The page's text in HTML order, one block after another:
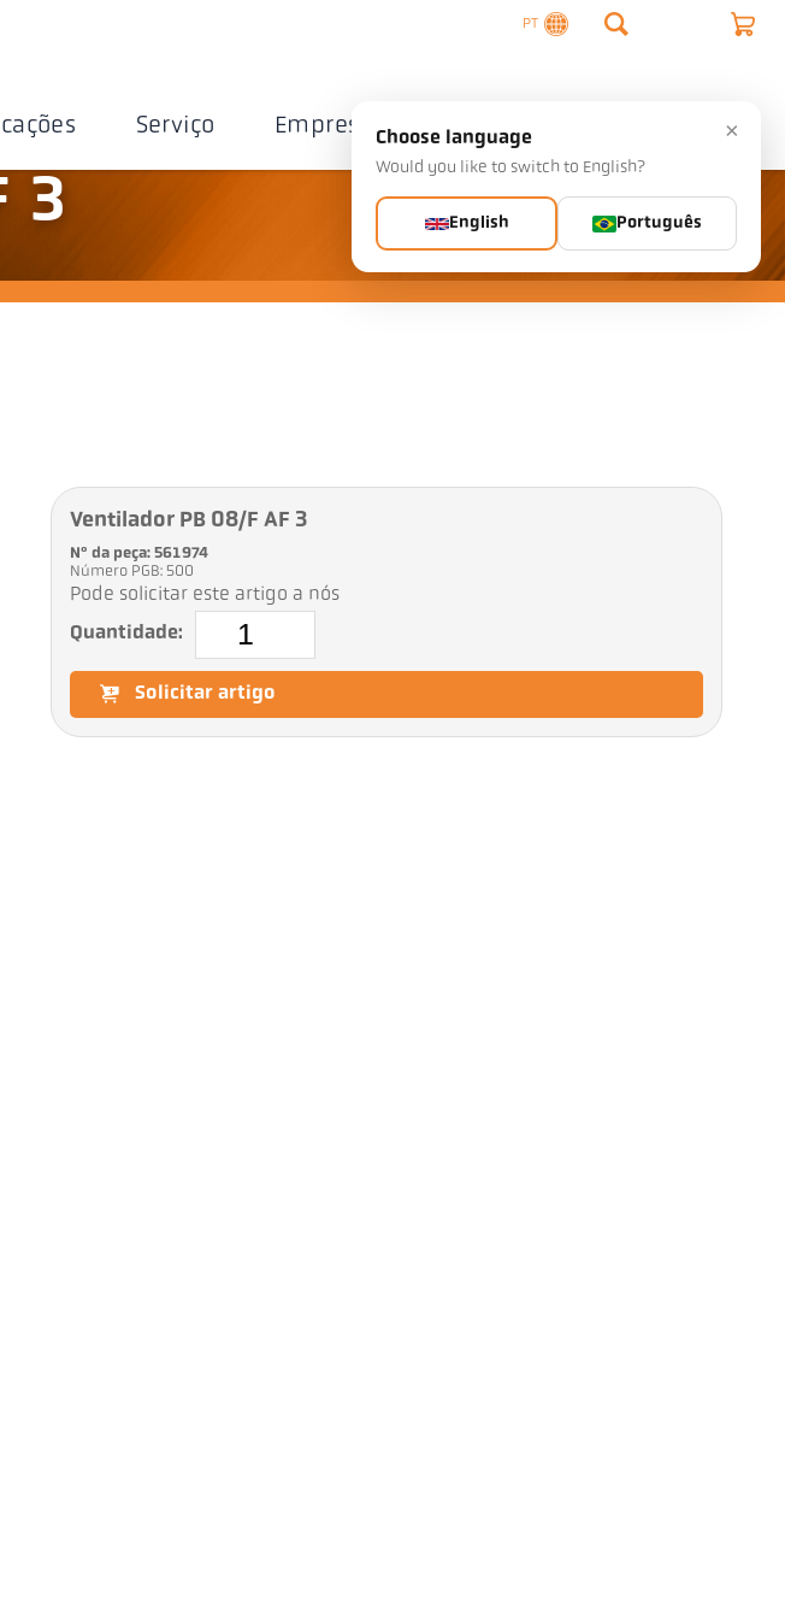
PT
Serviço Empresa Contacto
3
Ventilador PB 08/F AF 3
Nº da peça: 561974
Número PGB: 500
Pode solicitar este artigo a nós
Quantidade:
Solicitar artigo
×
Choose language
Would you like to switch to English?
English Português